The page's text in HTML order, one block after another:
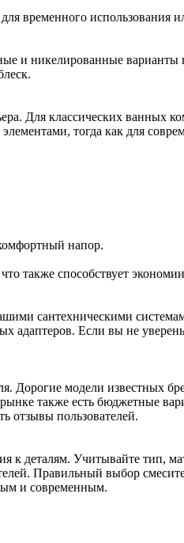
временного использования
и никелированные варианты
Для классических ванных
тогда как для
напор.
также способствует
сантехническими
адаптеров. Если вы не
Дорогие модели известных
также есть бюджетные
отзывы пользователей.
к деталям. Учитывайте тип,
Правильный выбор
и современным.